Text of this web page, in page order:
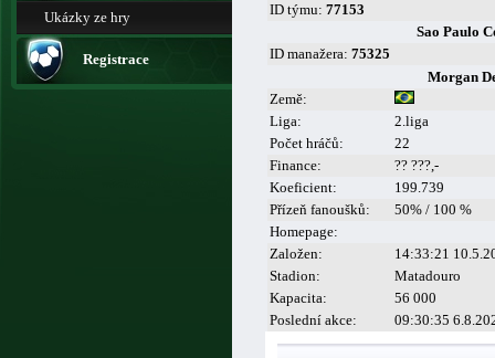
Ukázky ze hry
Registrace
ID týmu: 77153
Sao Paulo
ID manažera: 75325
Morgan
Země:
Liga:
2.liga
Počet hráčů:
22
Finance:
?? ???,-
Koeficient:
199.739
Přízeň fanoušků:
50% / 100 %
Homepage:
Založen:
14:33:21
Stadion:
Matadouro
Kapacita:
56 000
Poslední akce:
09:30:35